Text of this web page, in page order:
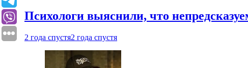
Психологи выяснили, что
2 года спустя2 года спустя